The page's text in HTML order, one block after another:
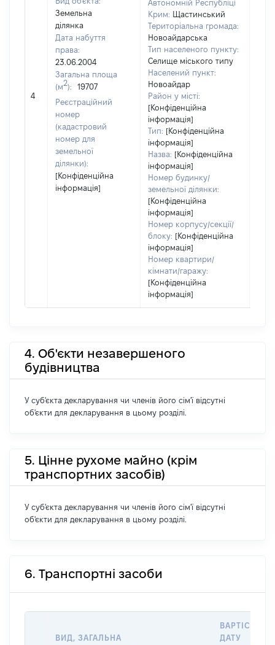
4
Земельна
ділянка
Дата набуття
права:
23.06.2004
Загальна площа
(м2):
19707
Реєстраційний
номер
(кадастровий
номер для
земельної
ділянки):
[Конфіденційна
інформація]
Автономній Республіці
Крим:
Щастинський
Територіальна громада:
Новоайдарська
Тип населеного пункту:
Селище міського типу
Населений пункт:
Новоайдар
Район у місті:
[Конфіденційна
інформація]
Тип: [Конфіденційна
інформація]
Назва: [Конфіденційна
інформація]
Номер будинку/
земельної ділянки:
[Конфіденційна
інформація]
Номер корпусу/секції/
блоку: [Конфіденційна
інформація]
Номер квартири/
кімнати/гаражу:
[Конфіденційна
інформація]
4. Об'єкти незавершеного
будівництва
У суб'єкта декларування чи членів його сім'ї відсутні
об'єкти для декларування в цьому розділі.
5. Цінне рухоме майно (крім
транспортних засобів)
У суб'єкта декларування чи членів його сім'ї відсутні
об'єкти для декларування в цьому розділі.
6. Транспортні засоби
ВИД, ЗАГАЛЬНА
ВАРТІСТЬ НА
ДАТУ